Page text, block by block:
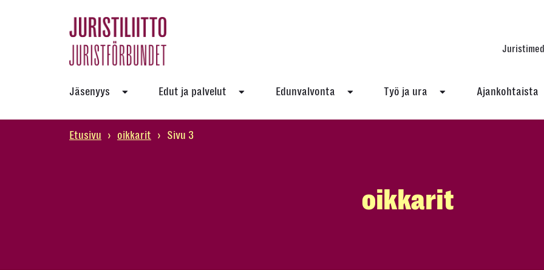
Jäsenyys Edut ja palvelut Edunvalvonta Työ ja ura Ajankohtaista
Etusivu › oikkarit › Sivu 3
oikkarit